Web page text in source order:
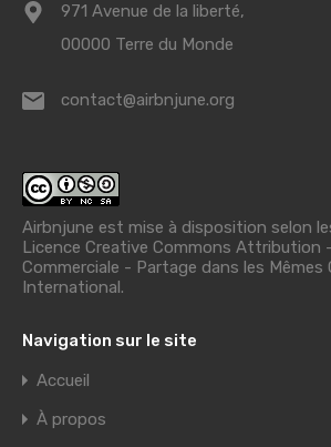
971 Avenue de la liberté,
00000 Terre du Monde
contact@airbnjune.org
Airbnjune est mise à disposition selon
Licence Creative Commons Attribution
Commerciale - Partage dans les
International.
Navigation sur le site
Accueil
À propos